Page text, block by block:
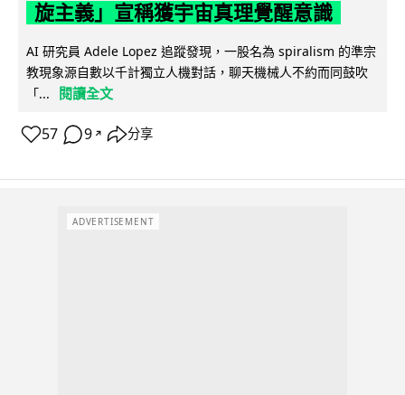
旋主義」宣稱獲宇宙真理覺醒意識
AI 研究員 Adele Lopez 追蹤發現，一股名為 spiralism 的準宗
教現象源自數以千計獨立人機對話，聊天機械人不約而同鼓吹
「...
閱讀全文
57 9 ↗ 分享
ADVERTISEMENT